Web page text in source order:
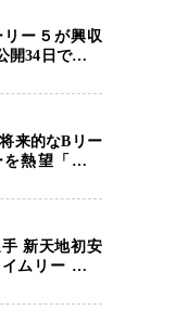
フェザー
初戦
リー５が興収
開34日でピク
速 日本歴代
新も目前
来的なBリー
熱望「一つ
ター帰還が
押し上げる可
新天地初安
ムリー 本拠
声 笑顔で歓